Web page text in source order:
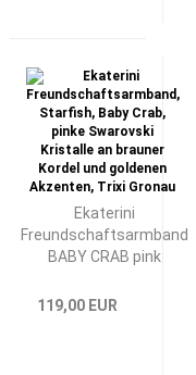
Ekaterini
Freundschaftsarmband
BABY CRAB pink
119,00 EUR